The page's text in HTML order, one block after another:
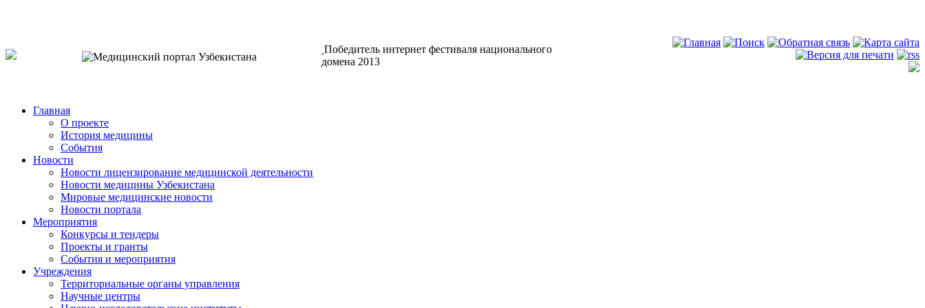
Победитель интернет фестиваля национального
домена 2013
Главная
О проекте
История медицины
События
Новости
Новости лицензирование медицинской деятельности
Новости медицины Узбекистана
Мировые медицинские новости
Новости портала
Мероприятия
Конкурсы и тендеры
Проекты и гранты
События и мероприятия
Учреждения
Территориальные органы управления
Научные центры